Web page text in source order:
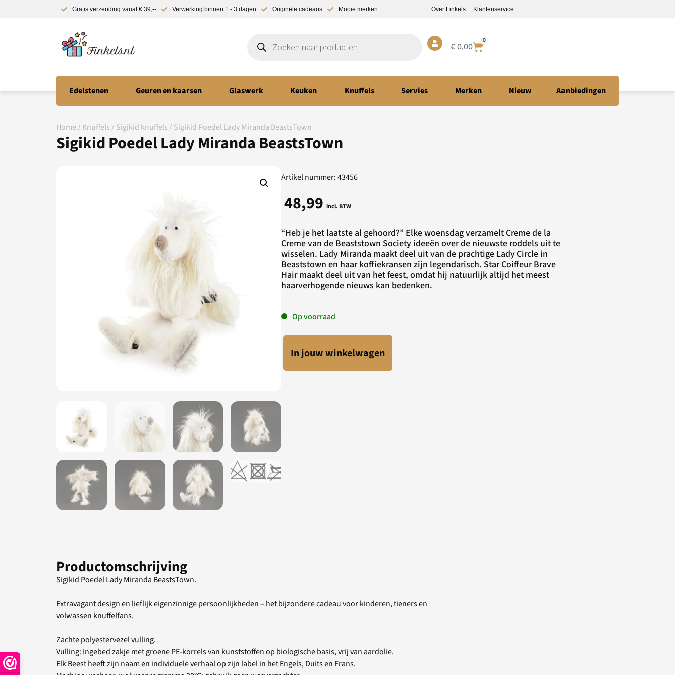
Gratis verzending vanaf € 39,-- Verwerking binnen 1 - 3 dagen Originele cadeaus Mooie merken Over Finkels Klantenservice
€ 0,00
0
Edelstenen Geuren en kaarsen Glaswerk Keuken Knuffels Servies Merken Nieuw Aanbiedingen
Home / Knuffels / Sigikid knuffels / Sigikid Poedel Lady Miranda BeastsTown
Sigikid Poedel Lady Miranda BeastsTown
Artikel nummer: 43456
48,99 incl. BTW
“Heb je het laatste al gehoord?” Elke woensdag verzamelt Creme de la
Creme van de Beaststown Society ideeën over de nieuwste roddels uit te
wisselen. Lady Miranda maakt deel uit van de prachtige Lady Circle in
Beaststown en haar koffiekransen zijn legendarisch. Star Coiffeur Brave
Hair maakt deel uit van het feest, omdat hij natuurlijk altijd het meest
haarverhogende nieuws kan bedenken.
Op voorraad
In jouw winkelwagen
Productomschrijving
Sigikid Poedel Lady Miranda BeastsTown.
Extravagant design en lieflijk eigenzinnige persoonlijkheden – het bijzondere cadeau voor kinderen, tieners en
volwassen knuffelfans.
Zachte polyestervezel vulling.
Vulling: Ingebed zakje met groene PE-korrels van kunststoffen op biologische basis, vrij van aardolie.
Elk Beest heeft zijn naam en individuele verhaal op zijn label in het Engels, Duits en Frans.